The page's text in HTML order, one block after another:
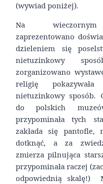
(wywiad poniżej).
Na wieczornym
zaprezentowano
dzieleniem się
nietuzinkowy
zorganizowano
religię
nietuzinkowy sposób.
do polskich
przypominała tych
zakłada się pantofle,
dotknąć, a za
zmierza pilnująca
przypominała raczej
odpowiednią skalę!)